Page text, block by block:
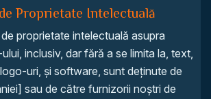
Proprietate Intelectuală
proprietate intelectuală asupra
inclusiv, dar fără a se limita la, text,
uri, și software, sunt deținute de
sau de către furnizorii noștri de